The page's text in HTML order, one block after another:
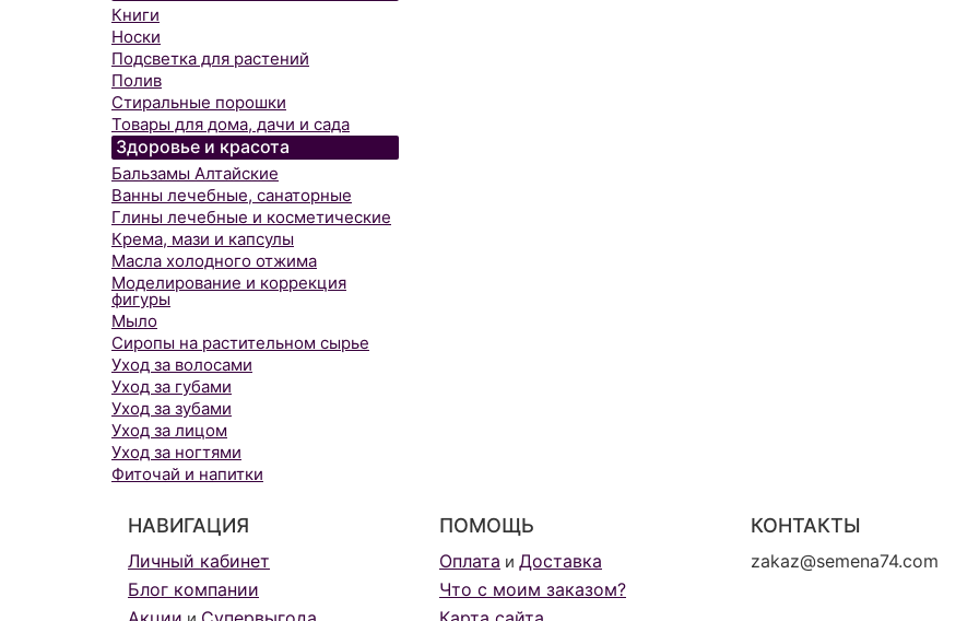
Книги
Носки
Подсветка для растений
Полив
Стиральные порошки
Товары для дома, дачи и сада
Здоровье и красота
Бальзамы Алтайские
Ванны лечебные, санаторные
Глины лечебные и косметические
Крема, мази и капсулы
Масла холодного отжима
Моделирование и коррекция
фигуры
Мыло
Сиропы на растительном сырье
Уход за волосами
Уход за губами
Уход за зубами
Уход за лицом
Уход за ногтями
Фиточай и напитки
НАВИГАЦИЯ
Личный кабинет
Блог компании
ПОМОЩЬ
Оплата и Доставка
Что с моим заказом?
КОНТАКТЫ
zakaz@semena74.com